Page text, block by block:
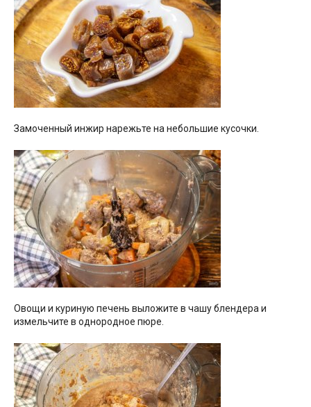
Замоченный инжир нарежьте на небольшие кусочки.
Овощи и куриную печень выложите в чашу блендера и
измельчите в однородное пюре.